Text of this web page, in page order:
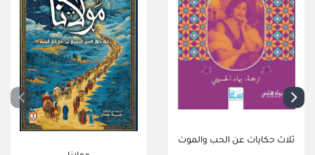
ثلاث حكايات عن الحب والموت